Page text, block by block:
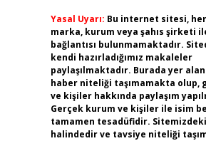
Yasal Uyarı: Bu internet sitesi,
marka, kurum veya şahıs şirketi
bağlantısı bulunmamaktadır.
kendi hazırladığımız makaleler
paylaşılmaktadır. Burada yer
haber niteliği taşımamakta olup,
ve kişiler hakkında paylaşım
Gerçek kurum ve kişiler ile isim
tamamen tesadüfidir.
halindedir ve tavsiye niteliği